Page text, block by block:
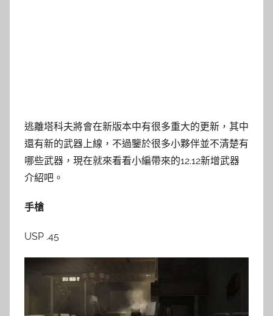
逃離塔科夫將會在新版本中有很多重大的更新，其中
還有新的武器上線，不過鑒於很多小夥伴並不清楚有
哪些武器，現在就來看看小編帶來的12.12新增武器
介紹吧。
手槍
USP .45